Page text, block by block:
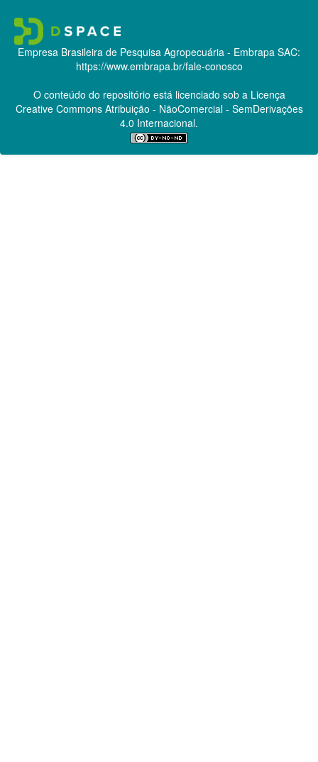
Empresa Brasileira de Pesquisa Agropecuária - Embrapa SAC:
https://www.embrapa.br/fale-conosco
O conteúdo do repositório está licenciado sob a Licença
Creative CommonsAtribuição - NãoComercial - SemDerivações
4.0 Internacional.